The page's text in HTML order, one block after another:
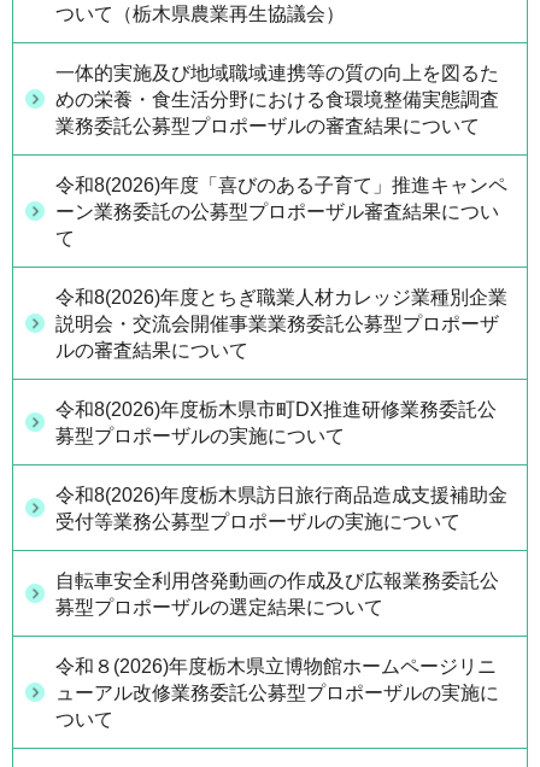
ついて（栃木県農業再生協議会）
一体的実施及び地域職域連携等の質の向上を図るた
めの栄養・食生活分野における食環境整備実態調査
業務委託公募型プロポーザルの審査結果について
令和8(2026)年度「喜びのある子育て」推進キャンペ
ーン業務委託の公募型プロポーザル審査結果につい
て
令和8(2026)年度とちぎ職業人材カレッジ業種別企業
説明会・交流会開催事業業務委託公募型プロポーザ
ルの審査結果について
令和8(2026)年度栃木県市町DX推進研修業務委託公
募型プロポーザルの実施について
令和8(2026)年度栃木県訪日旅行商品造成支援補助金
受付等業務公募型プロポーザルの実施について
自転車安全利用啓発動画の作成及び広報業務委託公
募型プロポーザルの選定結果について
令和８(2026)年度栃木県立博物館ホームページリニ
ューアル改修業務委託公募型プロポーザルの実施に
ついて